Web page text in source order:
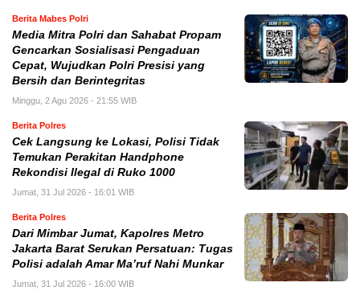
Berita Mabes Polri
Media Mitra Polri dan Sahabat Propam
Gencarkan Sosialisasi Pengaduan
Cepat, Wujudkan Polri Presisi yang
Bersih dan Berintegritas
Minggu, 2 Agu 2026 - 21:55 WIB
Berita Polres
Cek Langsung ke Lokasi, Polisi Tidak
Temukan Perakitan Handphone
Rekondisi Ilegal di Ruko 1000
Jumat, 31 Jul 2026 - 16:01 WIB
Berita Polres
Dari Mimbar Jumat, Kapolres Metro
Jakarta Barat Serukan Persatuan: Tugas
Polisi adalah Amar Ma’ruf Nahi Munkar
Jumat, 31 Jul 2026 - 16:00 WIB